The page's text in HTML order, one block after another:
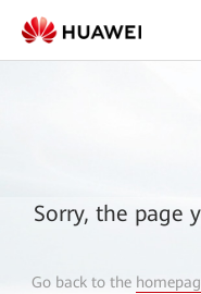
Sorry, the page
Go back to the